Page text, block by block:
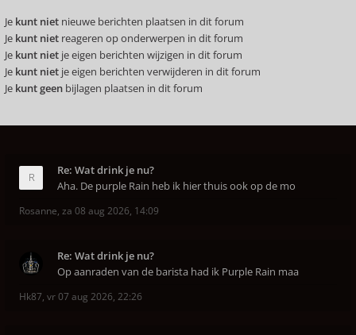
Je kunt niet nieuwe berichten plaatsen in dit forum
Je kunt niet reageren op onderwerpen in dit forum
Je kunt niet je eigen berichten wijzigen in dit forum
Je kunt niet je eigen berichten verwijderen in dit forum
Je kunt geen bijlagen plaatsen in dit forum
Re: Wat drink je nu?
Aha. De purple Rain heb ik hier thuis ook op de mo
Rosanne, za 08 aug 2026, 14:09
Re: Wat drink je nu?
Op aanraden van de barista had ik Purple Rain maa
Hk87, vr 07 aug 2026, 22:26